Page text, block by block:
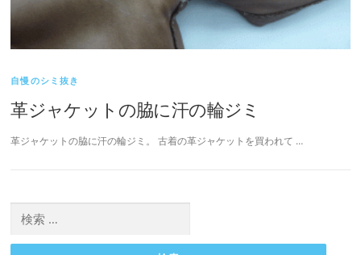
自慢のシミ抜き
革ジャケットの脇に汗の輪ジミ
革ジャケットの脇に汗の輪ジミ。 古着の革ジャケットを買われて …
索: